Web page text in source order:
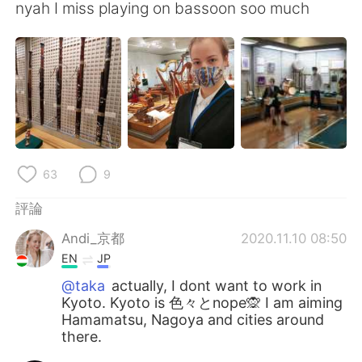
nyah I miss playing on bassoon soo much
63 9
評論
Andi_京都
2020.11.10 08:50
EN JP
@taka actually, I dont want to work in
Kyoto. Kyoto is 色々とnope🙊 I am aiming
Hamamatsu, Nagoya and cities around
there.